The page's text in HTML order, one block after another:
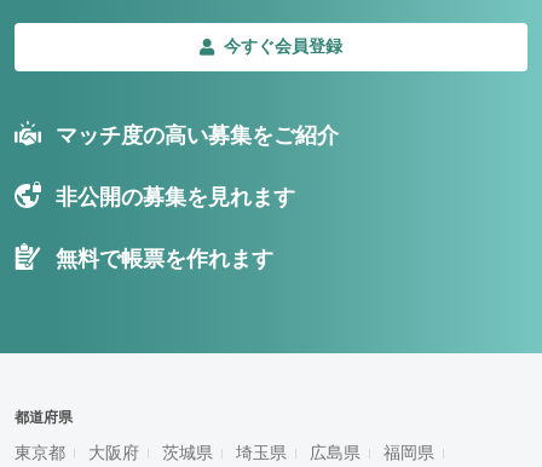
今すぐ会員登録
マッチ度の高い募集をご紹介
非公開の募集を見れます
無料で帳票を作れます
都道府県
東京都 大阪府 茨城県 埼玉県 広島県 福岡県